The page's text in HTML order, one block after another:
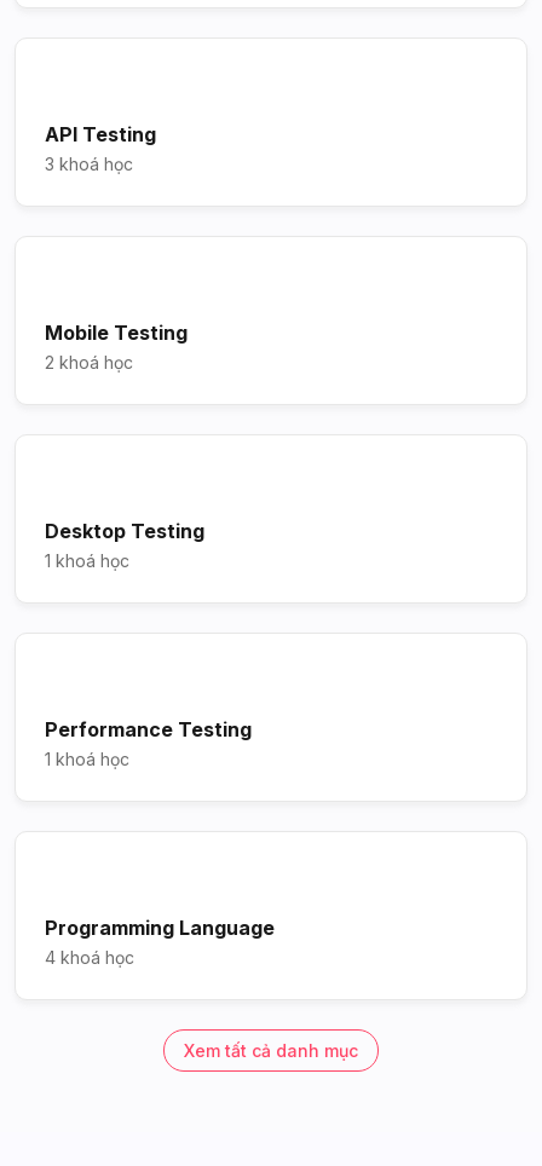
API Testing
3 khoá học
Mobile Testing
2 khoá học
Desktop Testing
1 khoá học
Performance Testing
1 khoá học
Programming Language
4 khoá học
Xem tất cả danh mục